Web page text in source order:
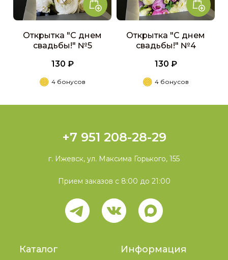
Открытка "С днем
свадьбы!" №5
130 ₽
4 бонусов
Открытка "С днем
свадьбы!" №4
130 ₽
4 бонусов
Каталог Информация
+7 951 208-28-29
г. Ижевск, ул. Максима Горького, 155
Прием заказов с 8:00 до 21:00